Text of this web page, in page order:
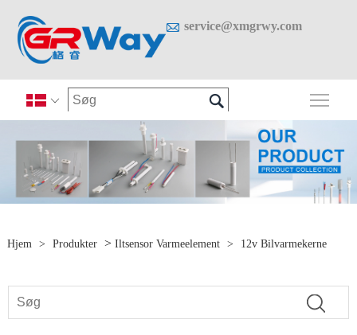
 service@xmgrwy.com
 
Hjem > Produkter > Iltsensor Varmeelement > 12v Bilvarmekerne